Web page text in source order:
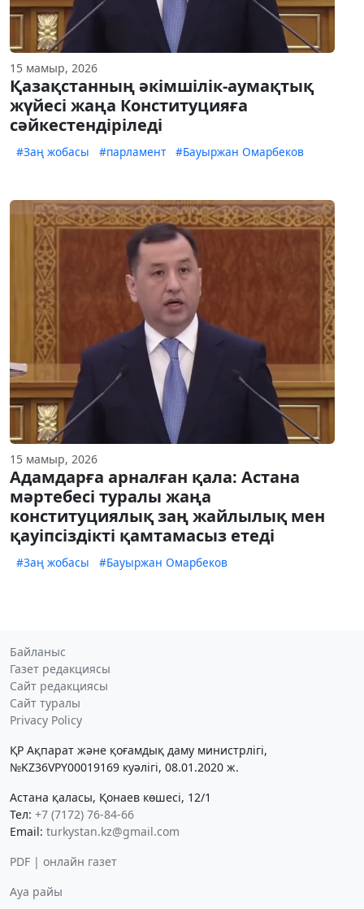
15 мамыр, 2026
Қазақстанның әкімшілік-аумақтық
жүйесі жаңа Конституцияға
сәйкестендіріледі
#Заң жобасы #парламент #Бауыржан Омарбеков
15 мамыр, 2026
Адамдарға арналған қала: Астана
мәртебесі туралы жаңа
конституциялық заң жайлылық мен
қауіпсіздікті қамтамасыз етеді
#Заң жобасы #Бауыржан Омарбеков
Байланыс
Газет редакциясы
Сайт редакциясы
Сайт туралы
Privacy Policy
ҚР Ақпарат және қоғамдық даму министрлігі,
№KZ36VPY00019169 куәлігі, 08.01.2020 ж.
Астана қаласы, Қонаев көшесі, 12/1
Тел: +7 (7172) 76-84-66
Email: turkystan.kz@gmail.com
PDF | онлайн газет
Ауа райы